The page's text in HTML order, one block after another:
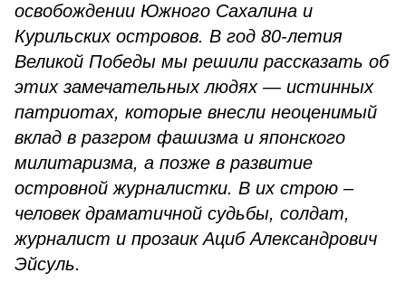
освобождении Южного Сахалина и
Курильских островов. В год 80-летия
Великой Победы мы решили рассказать об
этих замечательных людях — истинных
патриотах, которые внесли неоценимый
вклад в разгром фашизма и японского
милитаризма, а позже в развитие
островной журналистки. В их строю –
человек драматичной судьбы, солдат,
журналист и прозаик Ациб Александрович
Эйсуль.